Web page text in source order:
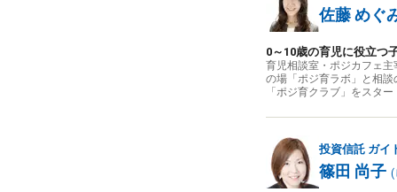
佐藤 めぐ
0～10歳の育児に役立つ
育児相談室・ポジカフェ
の場「ポジ育ラボ」と相
「ポジ育クラブ」をスタ
投資信託 ガイ
篠田 尚子 (